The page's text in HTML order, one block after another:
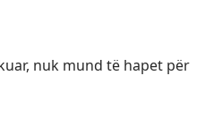
nuk mund të hapet për